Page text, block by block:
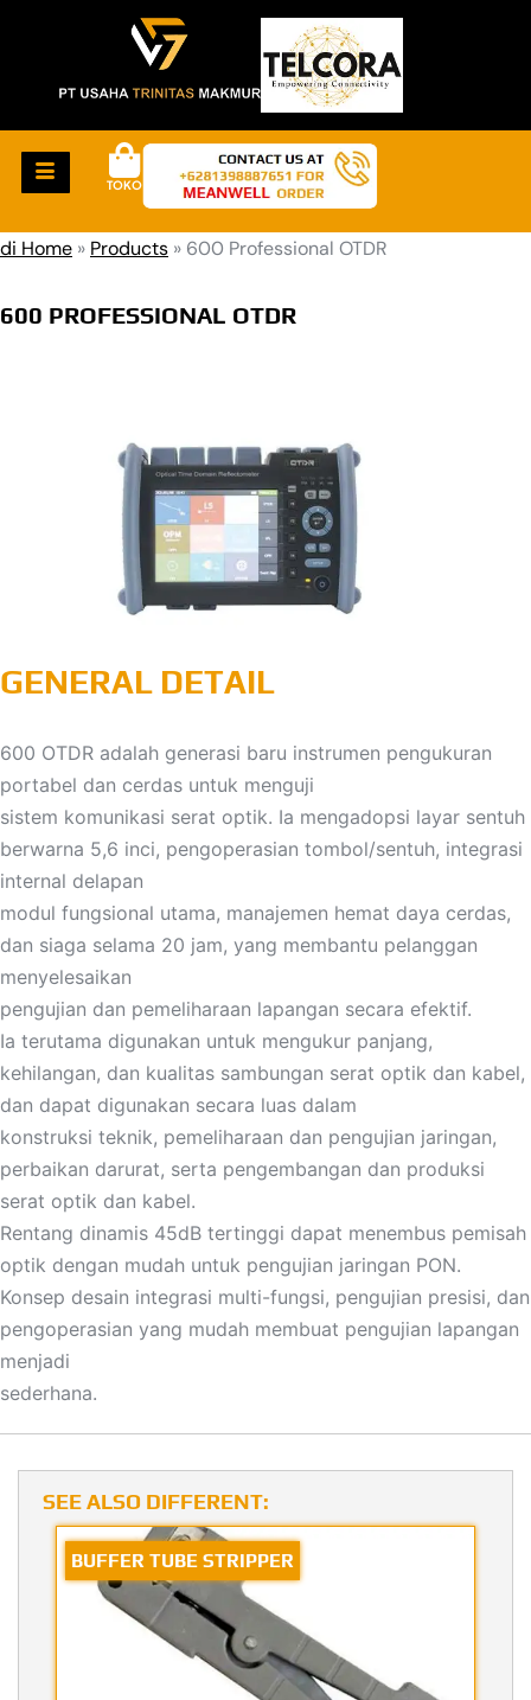
TOKO
di Home » Products » 600 Professional OTDR
600 PROFESSIONAL OTDR
GENERAL DETAIL
600 OTDR adalah generasi baru instrumen pengukuran
portabel dan cerdas untuk menguji
sistem komunikasi serat optik. Ia mengadopsi layar sentuh
berwarna 5,6 inci, pengoperasian tombol/sentuh, integrasi
internal delapan
modul fungsional utama, manajemen hemat daya cerdas,
dan siaga selama 20 jam, yang membantu pelanggan
menyelesaikan
pengujian dan pemeliharaan lapangan secara efektif.
Ia terutama digunakan untuk mengukur panjang,
kehilangan, dan kualitas sambungan serat optik dan kabel,
dan dapat digunakan secara luas dalam
konstruksi teknik, pemeliharaan dan pengujian jaringan,
perbaikan darurat, serta pengembangan dan produksi
serat optik dan kabel.
Rentang dinamis 45dB tertinggi dapat menembus pemisah
optik dengan mudah untuk pengujian jaringan PON.
Konsep desain integrasi multi-fungsi, pengujian presisi, dan
pengoperasian yang mudah membuat pengujian lapangan
menjadi
sederhana.
SEE ALSO DIFFERENT:
BUFFER TUBE STRIPPER